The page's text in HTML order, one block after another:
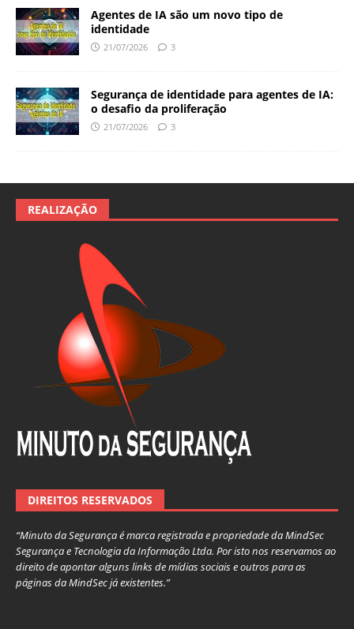
Agentes de IA são um novo tipo de
identidade
21/07/2026 3
Segurança de identidade para agentes de IA:
o desafio da proliferação
21/07/2026 3
REALIZAÇÃO
DIREITOS RESERVADOS
“Minuto da Segurança é marca registrada e propriedade da MindSec
Segurança e Tecnologia da Informação Ltda. Por isto nos reservamos ao
direito de apontar alguns links de mídias sociais e outros para as
páginas da MindSec já existentes.”